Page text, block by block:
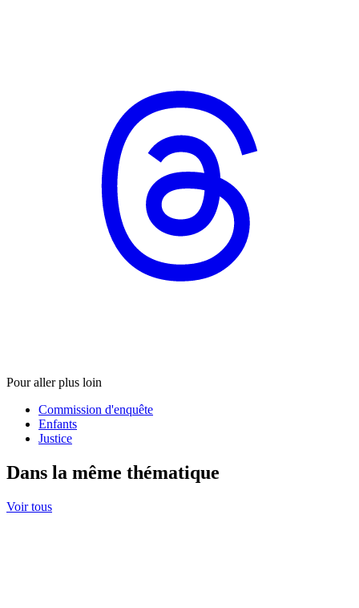
Pour aller plus loin
Commission d'enquête
Enfants
Justice
Dans la même thématique
Voir tous